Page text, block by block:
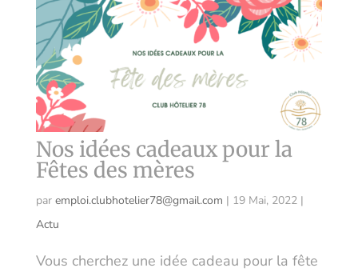
Nos idées cadeaux pour la
Fêtes des mères
par emploi.clubhotelier78@gmail.com | 19 Mai, 2022|
Actu
Vous cherchez une idée cadeau pour la fête